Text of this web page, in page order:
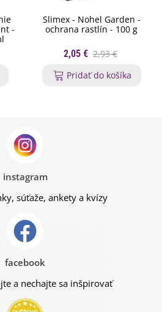
-
Slimex - Nohel Garden -
ochrana rastlín - 100 g
2,05 € 2,93 €
Pridať do košíka
instagram
súťaže, ankety a kvízy
facebook
a nechajte sa inšpirovať